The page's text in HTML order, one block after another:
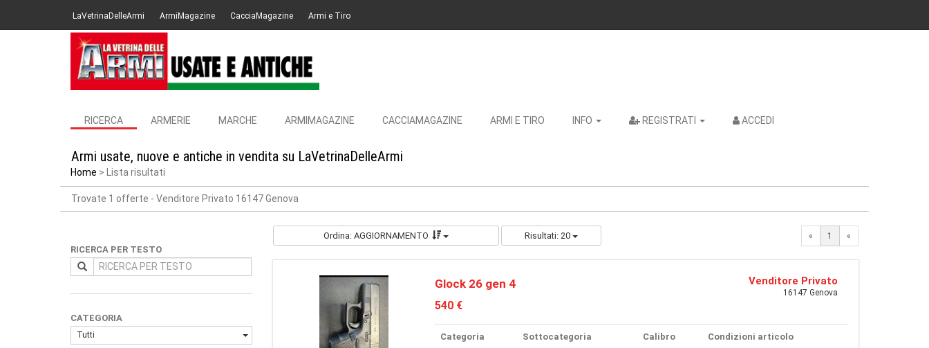
LaVetrinaDelleArmi ArmiMagazine CacciaMagazine Armi e Tiro
RICERCA ARMERIE MARCHE ARMIMAGAZINE CACCIAMAGAZINE ARMI E TIRO INFO REGISTRATI ACCEDI
Armi usate, nuove e antiche in vendita su LaVetrinaDelleArmi
Home Lista risultati
Trovate 1 offerte - Venditore Privato 16147 Genova
RICERCA PER TESTO
CATEGORIA
Tutti
Ordina: AGGIORNAMENTO Risultati: 20 « 1 «
Glock 26 gen 4
540 €
Venditore Privato
16147 Genova
Categoria Sottocategoria Calibro Condizioni articolo